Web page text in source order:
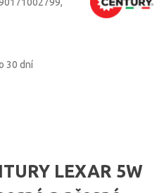
30 dní
LEXAR 5W